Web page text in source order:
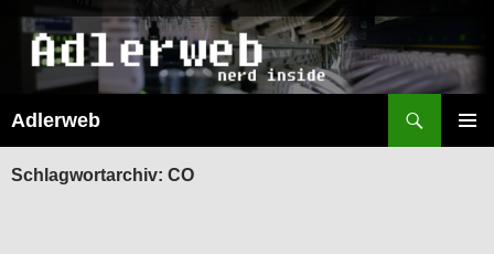
Adlerweb
SPRINGEN
Schlagwortarchiv: CO